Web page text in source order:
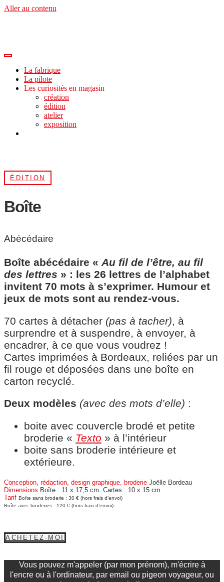
Aller au contenu
La fabrique
La pilote
Les curiosités en magasin
création
édition
atelier
exposition
ÉDITION
Boîte
Abécédaire
Boîte abécédaire « Au fil de l’être, au fil
des lettres » : les 26 lettres de l’alphabet
invitent 70 mots à s’exprimer. Humour et
jeux de mots sont au rendez-vous.
70 cartes à détacher (pas à tacher) , à
surprendre et à suspendre, à envoyer, à
encadrer, à ce que vous voudrez !
Cartes imprimées à Bordeaux, reliées par un
fil rouge et déposées dans une boîte en
carton recyclé.
Deux modèles (avec des mots d’elle) :
boite avec couvercle brodé et petite
broderie « Texto » à l’intérieur
boite sans broderie intérieure et
extérieure.
Conception, rédaction, design graphique, broderie Joëlle Bordeau
Dimensions Boîte : 11 x 17,5 cm. Cartes : 10 x 15 cm
Tarif Boîte sans broderie : 30 € (hors frais d’envoi)
Boîte avec broderies : 120 € (hors frais d’envoi)
ACHETEZ-MOI
Vous pouvez m'appeler (par mon prénom), m'écrire à
l'encre ou à l'ordinateur, par email ou pigeon voyageur, ou